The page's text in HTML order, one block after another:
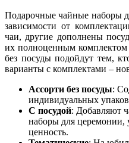
Подарочные чайные наборы
зависимости от
чаи, другие дополнены
их полноценным
без посуды подойдут тем,
варианты с комплектами –
Ассорти без посуды:
индивидуальных
С посудой: Добавляют
наборы для церемонии,
ценность.